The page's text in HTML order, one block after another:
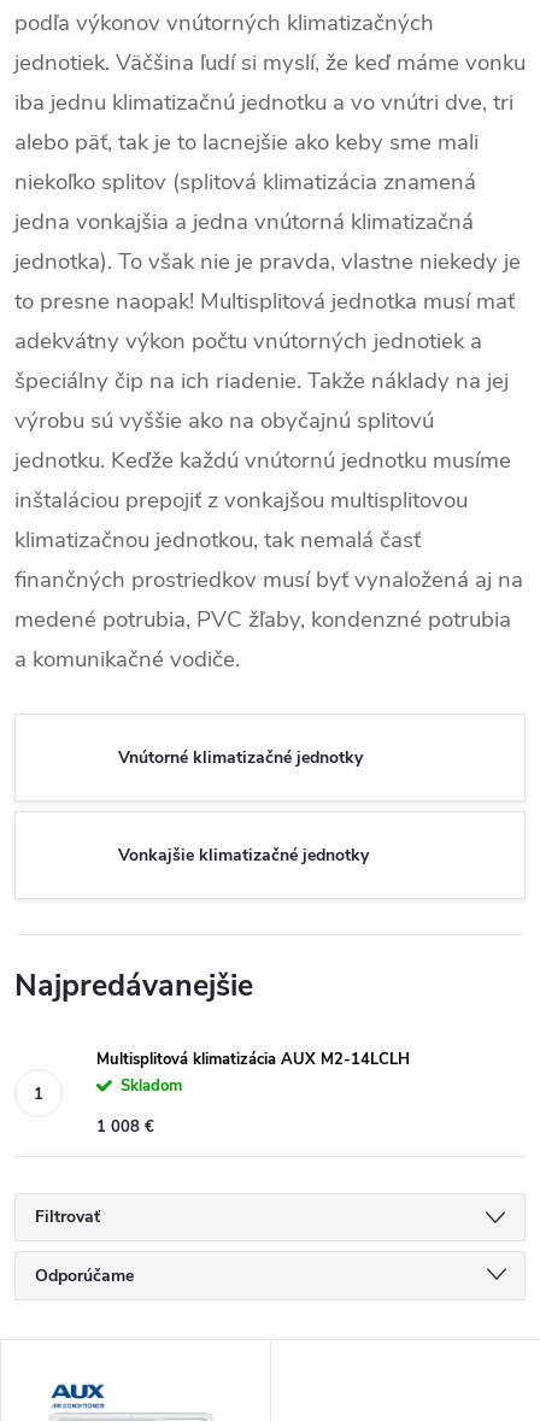
podľa výkonov vnútorných klimatizačných
jednotiek. Väčšina ľudí si myslí, že keď máme vonku
iba jednu klimatizačnú jednotku a vo vnútri dve, tri
alebo päť, tak je to lacnejšie ako keby sme mali
niekoľko splitov (splitová klimatizácia znamená
jedna vonkajšia a jedna vnútorná klimatizačná
jednotka). To však nie je pravda, vlastne niekedy je
to presne naopak! Multisplitová jednotka musí mať
adekvátny výkon počtu vnútorných jednotiek a
špeciálny čip na ich riadenie. Takže náklady na jej
výrobu sú vyššie ako na obyčajnú splitovú
jednotku. Keďže každú vnútornú jednotku musíme
inštaláciou prepojiť z vonkajšou multisplitovou
klimatizačnou jednotkou, tak nemalá časť
finančných prostriedkov musí byť vynaložená aj na
medené potrubia, PVC žľaby, kondenzné potrubia
a komunikačné vodiče.
Vnútorné klimatizačné jednotky
Vonkajšie klimatizačné jednotky
Najpredávanejšie
Multisplitová klimatizácia AUX M2-14LCLH
Skladom
1 008 €
Filtrovať
R
a
Odporúčame